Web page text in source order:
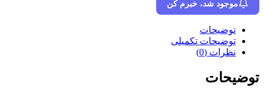
موجود شد، خبرم کن
توضیحات
توضیحات تکمیلی
نظرات (0)
توضیحات